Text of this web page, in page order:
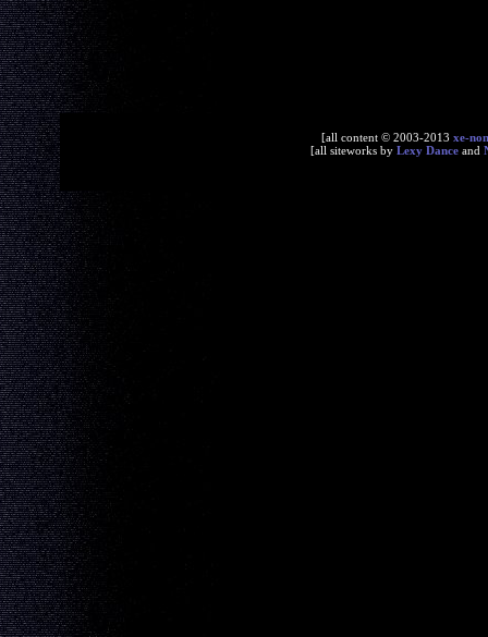
[all content © 2003-2013 xe-
[all siteworks by Lexy Dance and